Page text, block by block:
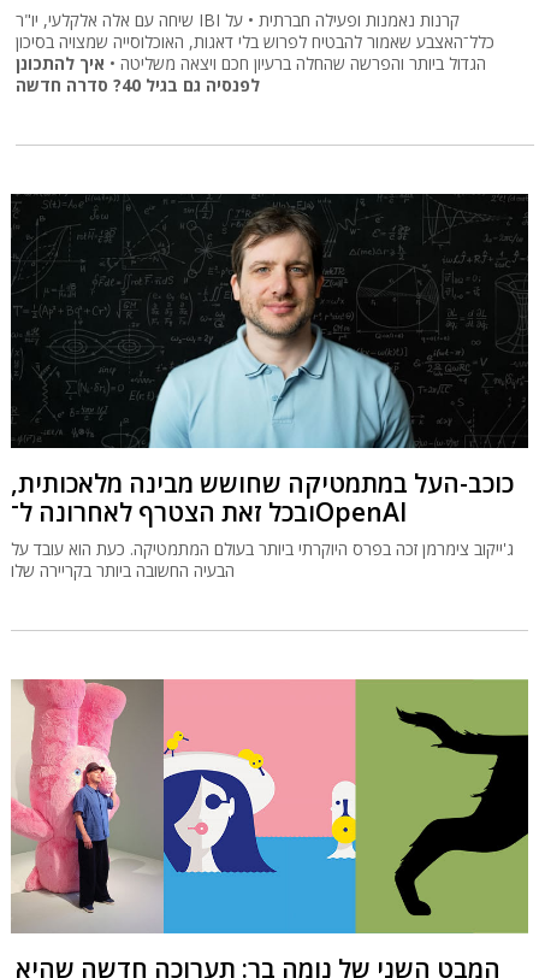
שיחה עם אלה אלקלעי, יו"ר IBI קרנות נאמנות ופעילה חברתית • על
כלל־האצבע שאמור להבטיח לפרוש בלי דאגות, האוכלוסייה שמצויה בסיכון
הגדול ביותר והפרשה שהחלה ברעיון חכם ויצאה משליטה • איך להתכונן
לפנסיה גם בגיל 40? סדרה חדשה
כוכב-העל במתמטיקה שחושש מבינה מלאכותית,
ובכל זאת הצטרף לאחרונה ל־OpenAI
ג'ייקוב צימרמן זכה בפרס היוקרתי ביותר בעולם המתמטיקה. כעת הוא עובד על
הבעיה החשובה ביותר בקריירה שלו
המבט השני של נומה בר: תערוכה חדשה שהיא